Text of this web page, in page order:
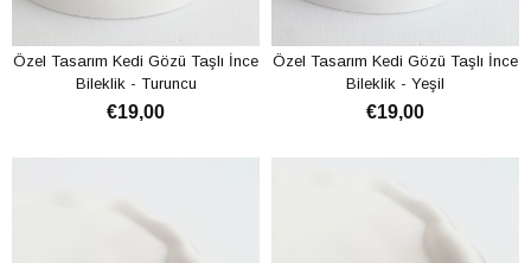
Özel Tasarım Kedi Gözü Taşlı İnce
Bileklik - Turuncu
€19,00
Özel Tasarım Kedi Gözü Taşlı İnce
Bileklik - Yeşil
€19,00